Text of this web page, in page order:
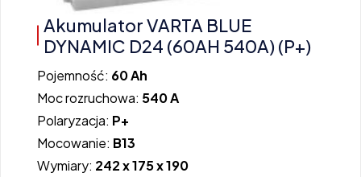
Akumulator VARTA BLUE
DYNAMIC D24 (60AH 540A) (P+)
Pojemność: 60 Ah
Moc rozruchowa: 540 A
Polaryzacja: P+
Mocowanie: B13
Wymiary: 242 x 175 x 190